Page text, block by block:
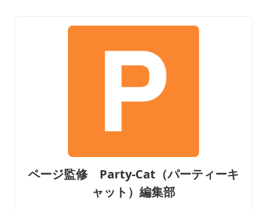
ページ監修 Party-Cat（パーティーキ
ャット）編集部